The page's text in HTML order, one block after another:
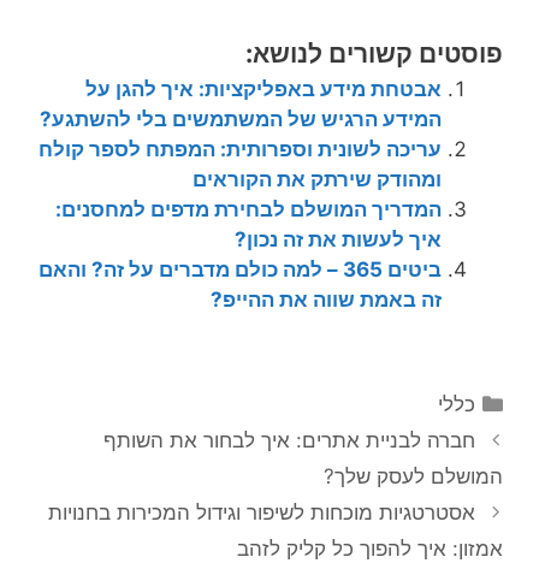
פוסטים קשורים לנושא:
אבטחת מידע באפליקציות: איך להגן על
המידע הרגיש של המשתמשים בלי להשתגע?
עריכה לשונית וספרותית: המפתח לספר קולח
ומהודק שירתק את הקוראים
המדריך המושלם לבחירת מדפים למחסנים:
איך לעשות את זה נכון?
ביטים 365 – למה כולם מדברים על זה? והאם
זה באמת שווה את ההייפ?
קטגוריות
כללי
חברה לבניית אתרים: איך לבחור את השותף
המושלם לעסק שלך?
אסטרטגיות מוכחות לשיפור וגידול המכירות בחנויות
אמזון: איך להפוך כל קליק לזהב